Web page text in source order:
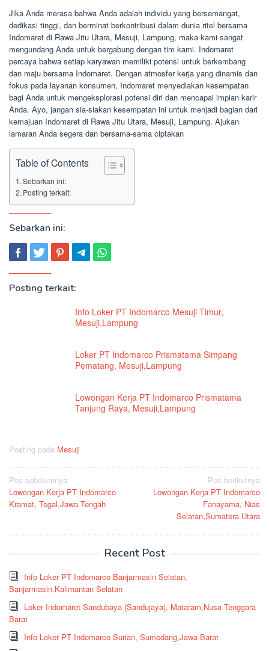
Jika Anda merasa bahwa Anda adalah individu yang bersemangat,
dedikasi tinggi, dan berminat berkontribusi dalam dunia ritel bersama
Indomaret di Rawa Jitu Utara, Mesuji, Lampung, maka kami sangat
mengundang Anda untuk bergabung dengan tim kami. Indomaret
percaya bahwa setiap karyawan memiliki potensi untuk berkembang
dan maju bersama Indomaret. Dengan atmosfer kerja yang dinamis dan
fokus pada layanan konsumen, Indomaret menyediakan kesempatan
bagi Anda untuk mengeksplorasi potensi diri dan mencapai impian karir
Anda. Ayo, jangan sia-siakan kesempatan ini untuk menjadi bagian dari
kemajuan Indomaret di Rawa Jitu Utara, Mesuji, Lampung. Ajukan
lamaran Anda segera dan bersama-sama ciptakan
Table of Contents
Sebarkan ini:
Posting terkait:
Sebarkan ini:
Posting terkait:
Info Loker PT Indomarco Mesuji Timur,
Mesuji,Lampung
Loker PT Indomarco Prismatama Simpang
Pematang, Mesuji,Lampung
Lowongan Kerja PT Indomarco Prismatama
Tanjung Raya, Mesuji,Lampung
Posting pada Mesuji
Navigasi
pos
Pos sebelumnya
Lowongan Kerja PT Indomarco
Kramat, Tegal,Jawa Tengah
Pos berikutnya
Lowongan Kerja PT Indomarco
Fanayama, Nias
Selatan,Sumatera Utara
Recent Post
Info Loker PT Indomarco Banjarmasin Selatan,
Banjarmasin,Kalimantan Selatan
Loker Indomaret Sandubaya (Sandujaya), Mataram,Nusa Tenggara
Barat
Info Loker PT Indomarco Surian, Sumedang,Jawa Barat